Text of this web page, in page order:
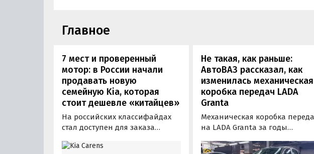
Главное
7 мест и проверенный
мотор: в России начали
продавать новую
семейную Kia, которая
стоит дешевле «китайцев»
На российских классифайдах
стал доступен для заказа
компактвэн Kia Carens, который
Не такая, как раньше:
АвтоВАЗ рассказал, как
изменилась механическая
коробка передач LADA
Granta
Механическая коробка
на LADA Granta за годы
изменилась. «АвтоВАЗ»